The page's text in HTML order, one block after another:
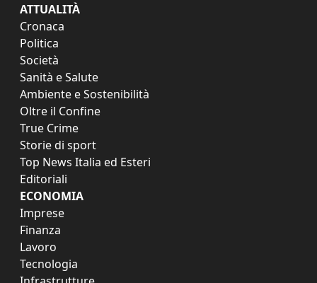
ATTUALITÀ
Cronaca
Politica
Società
Sanità e Salute
Ambiente e Sostenibilità
Oltre il Confine
True Crime
Storie di sport
Top News Italia ed Esteri
Editoriali
ECONOMIA
Imprese
Finanza
Lavoro
Tecnologia